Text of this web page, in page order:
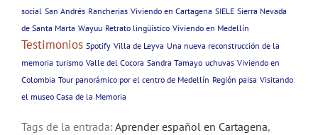
social San Andrés Rancherias Viviendo en Cartagena SIELE Sierra Nevada
de Santa Marta Wayuu Retrato lingüístico Viviendo en Medellín
Testimonios Spotify Villa de Leyva Una nueva reconstrucción de la
memoria turismo Valle del Cocora Sandra Tamayo uchuvas Viviendo en
Colombia Tour panorámico por el centro de Medellín Región paisa Visitando
el museo Casa de la Memoria
Tags de la entrada: Aprender español en Cartagena,